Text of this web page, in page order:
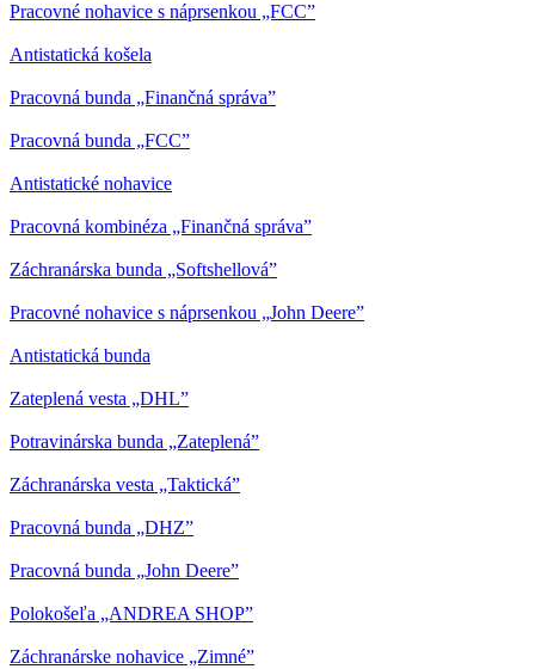
Pracovné nohavice s náprsenkou „FCC”
Antistatická košela
Pracovná bunda „Finančná správa”
Pracovná bunda „FCC”
Antistatické nohavice
Pracovná kombinéza „Finančná správa”
Záchranárska bunda „Softshellová”
Pracovné nohavice s náprsenkou „John Deere”
Antistatická bunda
Zateplená vesta „DHL”
Potravinárska bunda „Zateplená”
Záchranárska vesta „Taktická”
Pracovná bunda „DHZ”
Pracovná bunda „John Deere”
Polokošeľa „ANDREA SHOP”
Záchranárske nohavice „Zimné”